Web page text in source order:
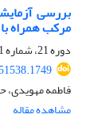
بررسی
مرکب همراه
دوره 21، شماره 1، بهار 1405، صفحه
فاطمه مهویدی،
مشاهده مقاله